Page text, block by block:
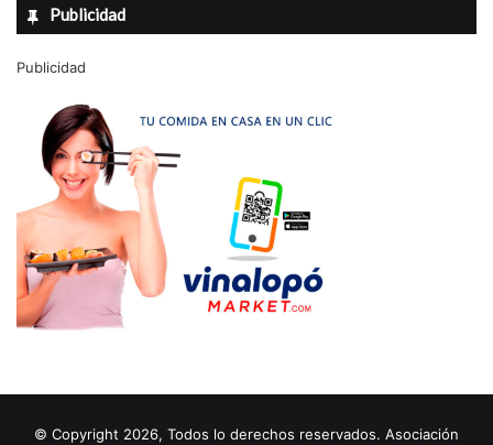
Publicidad
Publicidad
© Copyright 2026, Todos lo derechos reservados. Asociación